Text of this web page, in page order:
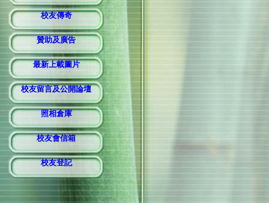
校友傳奇
贊助及廣告
最新上載圖片
校友留言及公開論壇
照相倉庫
校友會信箱
校友登記